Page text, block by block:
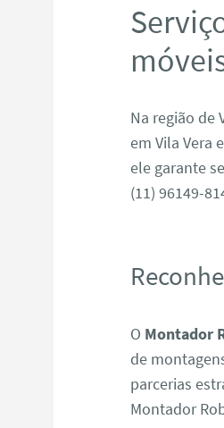
Na região de
em Vila Vera
ele garante
(11) 96149-
O Montador
de
parcerias
Montador